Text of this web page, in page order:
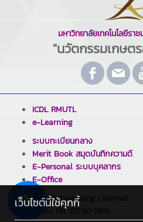
มหาวิทยาลัยเทคโนโลยีรา
"นวัตกรรมเกษต
ICDL RMUTL
e-Learning
ระบบทะเบียนกลาง
Merit Book สมุดบันทึกความดี
E-Personal ระบบบุคลากร
E-Office
RMUTL Lampang Channel
Radio FM 107.50 MHz
เว็บไซต์นี้ใช้คุกกี้